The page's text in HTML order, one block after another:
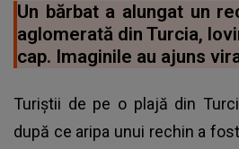
Un bărbat a alungat un
aglomerată din Turcia,
cap. Imaginile au ajuns
Turiștii de pe o plajă din
după ce aripa unui rechin a